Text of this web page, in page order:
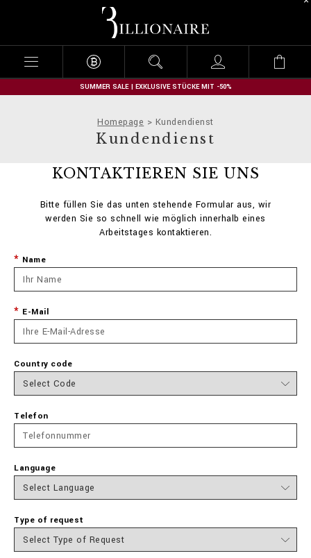
l
l
o
n
r
e
SUMMER SALE | EXKLUSIVE STÜCKE MIT -50%
Homepage Kundendienst
Kundendienst
KONTAKTIEREN SIE UNS
Bitte füllen Sie das unten stehende Formular aus, wir
werden Sie so schnell wie möglich innerhalb eines
Arbeitstages kontaktieren.
Name
E-Mail
Country code
Telefon
Language
Type of request